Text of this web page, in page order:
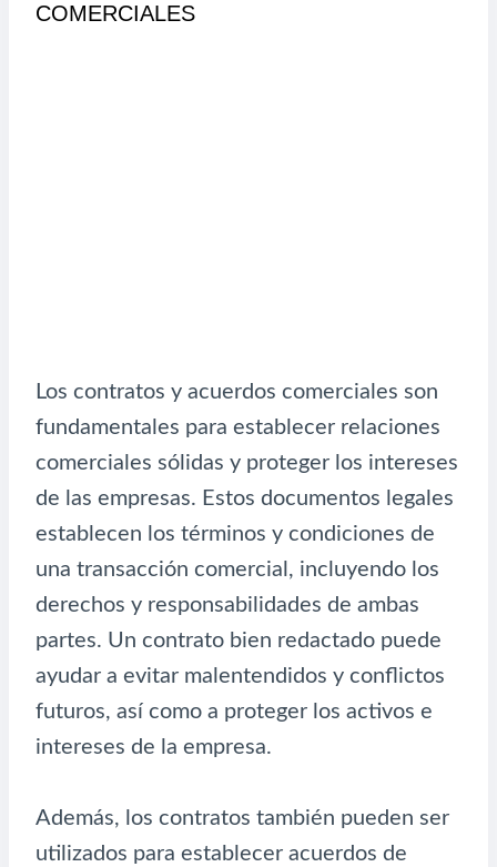
COMERCIALES
Los contratos y acuerdos comerciales son
fundamentales para establecer relaciones
comerciales sólidas y proteger los intereses
de las empresas. Estos documentos legales
establecen los términos y condiciones de
una transacción comercial, incluyendo los
derechos y responsabilidades de ambas
partes. Un contrato bien redactado puede
ayudar a evitar malentendidos y conflictos
futuros, así como a proteger los activos e
intereses de la empresa.
Además, los contratos también pueden ser
utilizados para establecer acuerdos de